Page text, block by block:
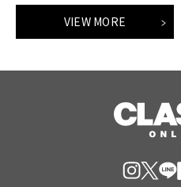
VIEW MORE